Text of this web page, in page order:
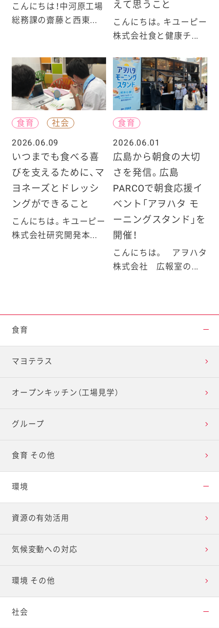
こんにちは！中河原工場
総務課の齋藤と西東...
えて思うこと
こんにちは。キユーピー
株式会社食と健康チ...
食育
社会
2026.06.09
いつまでも食べる喜
びを支えるために、マ
ヨネーズとドレッシ
ングができること
こんにちは。キユーピー
株式会社研究開発本...
食育
2026.06.01
広島から朝食の大切
さを発信。広島
PARCOで朝食応援イ
ベント「アヲハタ モ
ーニングスタンド」を
開催！
こんにちは。 アヲハタ
株式会社 広報室の...
食育
マヨテラス
オープンキッチン（工場見学）
グループ
食育 その他
環境
資源の有効活用
気候変動への対応
環境 その他
社会